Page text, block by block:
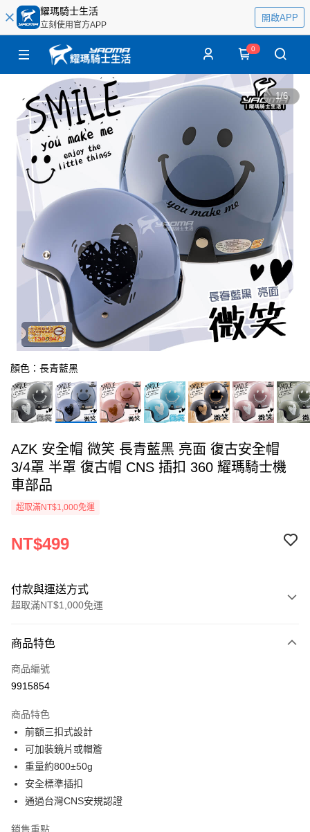
耀瑪騎士生活
立刻使用官方APP
開啟APP
0
1/6
顏色：長青藍黑
AZK 安全帽 微笑 長青藍黑 亮面 復古安全帽
3/4罩 半罩 復古帽 CNS 插扣 360 耀瑪騎士機
車部品
超取滿NT$1,000免運
NT$499
付款與運送方式
超取滿NT$1,000免運
信用卡一次付款
超商取貨付款
ATM付款
運送方式
全家取貨付款(安全帽一頂以上請選宅配)
每筆NT$60，滿NT$1,000(含以上)免運費
7-11取貨付款(安全帽一頂以上請選宅配)
商品特色
商品編號
9915854
商品特色
前額三扣式設計
可加裝鏡片或帽簷
重量約800±50g
安全標準插扣
通過台灣CNS安規認證
銷售重點